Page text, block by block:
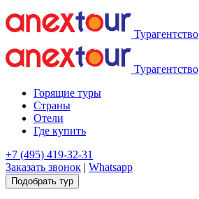
Турагентство
Турагентство
Горящие туры
Страны
Отели
Где купить
+7 (495) 419-32-31
Заказать звонок | Whatsapp
Подобрать тур